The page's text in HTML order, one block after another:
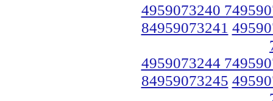
4959073240
84959073241
4959073244
84959073245